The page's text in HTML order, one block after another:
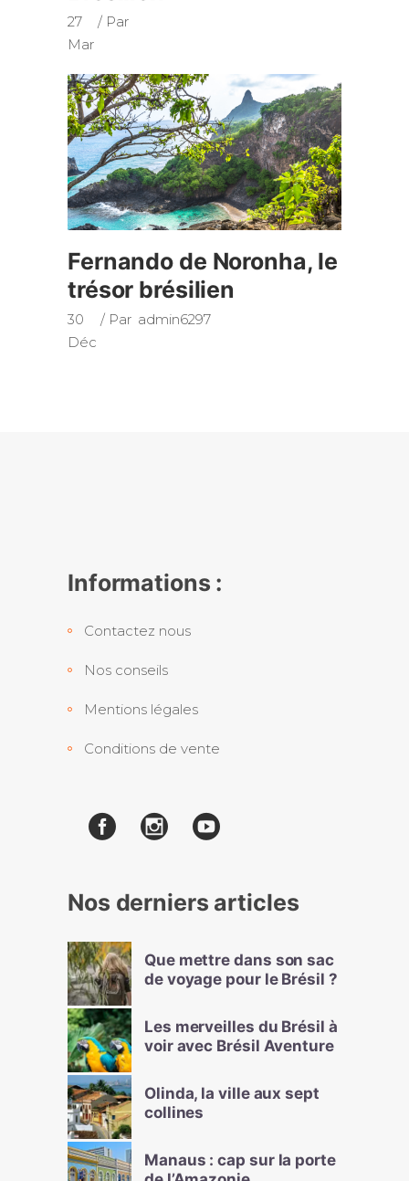
27
Mar
Par
Fernando de Noronha, le
trésor brésilien
30
Déc
Par admin6297
Informations :
Contactez nous
Nos conseils
Mentions légales
Conditions de vente
Nos derniers articles
Que mettre dans son sac
de voyage pour le Brésil ?
Les merveilles du Brésil à
voir avec Brésil Aventure
Olinda, la ville aux sept
collines
Manaus : cap sur la porte